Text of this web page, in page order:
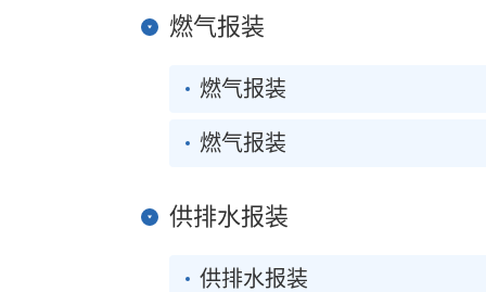
燃气报装
燃气报装
燃气报装
供排水报装
供排水报装